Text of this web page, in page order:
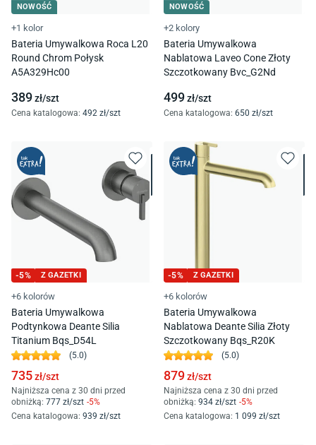
NOWOŚĆ
+1 kolor
Bateria Umywalkowa Roca L20
Round Chrom Połysk
A5A329Hc00
389zł/szt
Cena katalogowa: 492 zł/szt
NOWOŚĆ
+2 kolory
Bateria Umywalkowa
Nablatowa Laveo Cone Złoty
Szczotkowany Bvc_G2Nd
499zł/szt
Cena katalogowa: 650 zł/szt
-5% Z GAZETKI
+6 kolorów
Bateria Umywalkowa
Podtynkowa Deante Silia
Titanium Bqs_D54L
(5.0)
735zł/szt
Najniższa cena z 30 dni przed
obniżką: 777 zł/szt -5%
Cena katalogowa: 939 zł/szt
-5% Z GAZETKI
+6 kolorów
Bateria Umywalkowa
Nablatowa Deante Silia Złoty
Szczotkowany Bqs_R20K
(5.0)
879zł/szt
Najniższa cena z 30 dni przed
obniżką: 934 zł/szt -5%
Cena katalogowa: 1 099 zł/szt